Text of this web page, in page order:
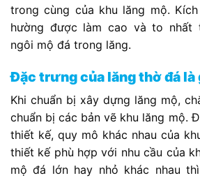
trong cùng của khu lăng mộ.
hường được làm cao và to nhất
ngôi mộ đá trong lăng.
Đặc trưng của lăng thờ đá là
Khi chuẩn bị xây dựng lăng mộ,
chuẩn bị các bản vẽ khu lăng mộ.
thiết kế, quy mô khác nhau của
thiết kế phù hợp với nhu cầu của
mộ đá lớn hay nhỏ khác nhau